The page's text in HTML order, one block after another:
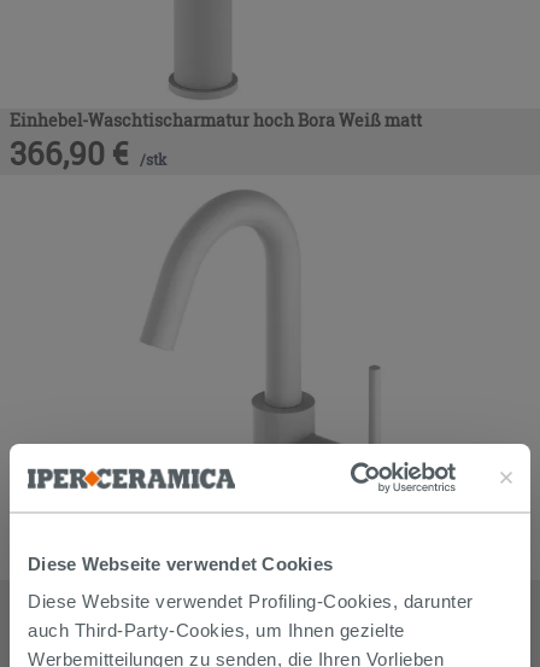
Diese Webseite verwendet Cookies
Diese Website verwendet Profiling-Cookies, darunter
auch Third-Party-Cookies, um Ihnen gezielte
Werbemitteilungen zu senden, die Ihren Vorlieben
Einhebel-Waschtischarmatur hoch Bora Weiß matt
366,90 € /stk
Einhebel-Waschtischarmatur Bora mit seitlichem Hebel Weiß
matt
308,90€ /stk